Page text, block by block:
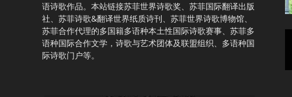
语诗歌作品。本站链接苏菲世界诗歌奖、苏菲国际翻译出版
社、苏菲诗歌&翻译世界纸质诗刊、苏菲世界诗歌博物馆、
苏菲合作代理的多国籍多语种本土性国际诗歌赛事、苏菲多
语种国际合作文学，诗歌与艺术团体及联盟组织、多语种国
际诗歌门户等。